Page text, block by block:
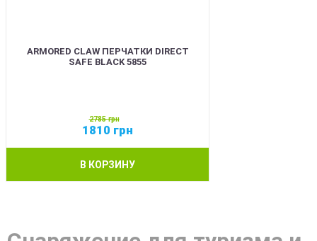
ARMORED CLAW ПЕРЧАТКИ DIRECT
SAFE BLACK 5855
2785грн
1810 грн
В КОРЗИНУ